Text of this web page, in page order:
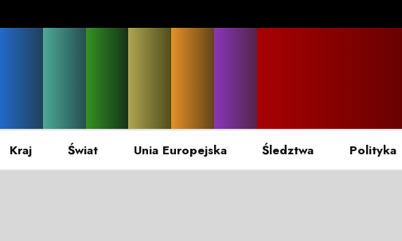
Kraj Świat Unia Europejska Śledztwa Polityka